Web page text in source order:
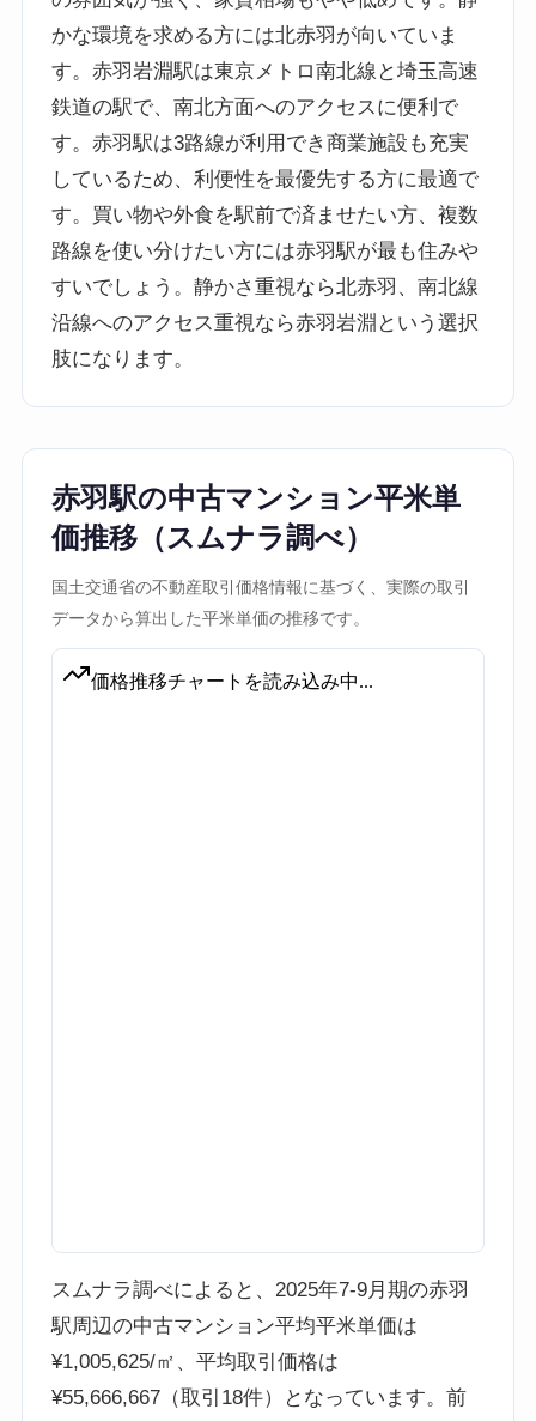
かな環境を求める方には北赤羽が向いていま
す。赤羽岩淵駅は東京メトロ南北線と埼玉高速
鉄道の駅で、南北方面へのアクセスに便利で
す。赤羽駅は3路線が利用でき商業施設も充実
しているため、利便性を最優先する方に最適で
す。買い物や外食を駅前で済ませたい方、複数
路線を使い分けたい方には赤羽駅が最も住みや
すいでしょう。静かさ重視なら北赤羽、南北線
沿線へのアクセス重視なら赤羽岩淵という選択
肢になります。
赤羽駅の中古マンション平米単
価推移（スムナラ調べ）
国土交通省の不動産取引価格情報に基づく、実際の取引
データから算出した平米単価の推移です。
スムナラ調べによると、2025年7-9月期の赤羽
駅周辺の中古マンション平均平米単価は
¥1,005,625/㎡、平均取引価格は
¥55,666,667（取引18件）となっています。前